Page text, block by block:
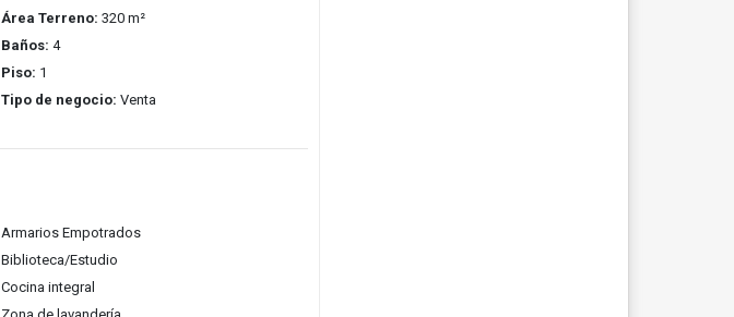
Área Terreno: 320 m²
Baños: 4
Piso: 1
Tipo de negocio: Venta
Armarios Empotrados
Biblioteca/Estudio
Cocina integral